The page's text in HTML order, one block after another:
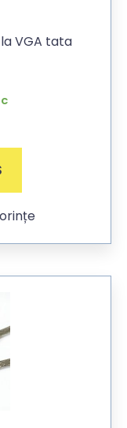
VGA tata